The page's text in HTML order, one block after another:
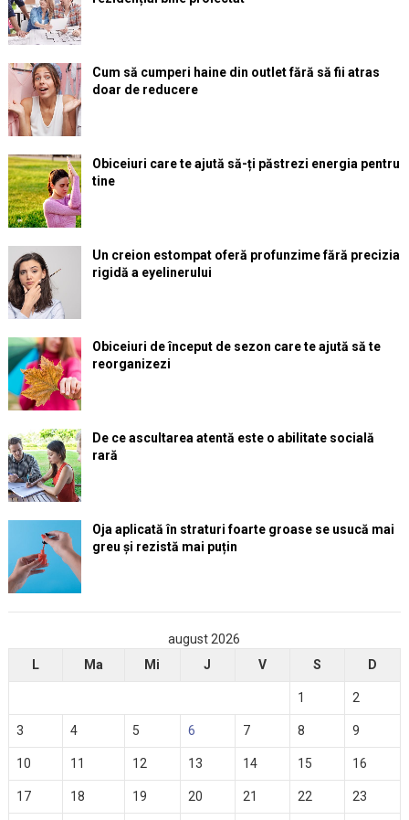
Cum să cumperi haine din outlet fără să fii atras
doar de reducere
Obiceiuri care te ajută să-ți păstrezi energia pentru
tine
Un creion estompat oferă profunzime fără precizia
rigidă a eyelinerului
Obiceiuri de început de sezon care te ajută să te
reorganizezi
De ce ascultarea atentă este o abilitate socială
rară
Oja aplicată în straturi foarte groase se usucă mai
greu și rezistă mai puțin
august 2026
L
Ma Mi J V S D
1 2
3 4 5 6 7 8 9
10 11 12 13 14 15 16
17 18 19 20 21 22 23